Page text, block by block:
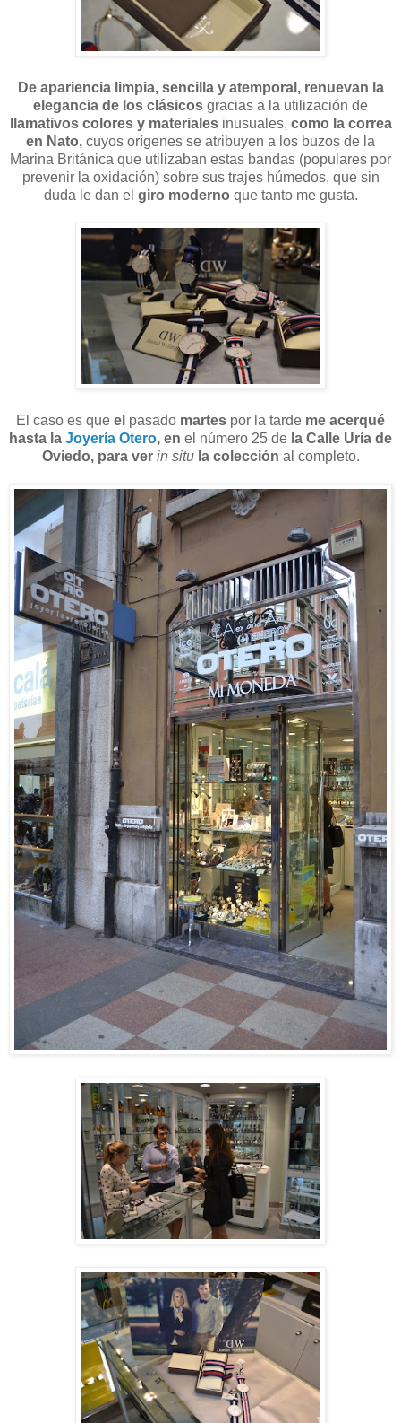
De apariencia limpia, sencilla y atemporal, renuevan la
elegancia de los clásicos gracias a la utilización de
llamativos colores y materialesinusuales, como la correa
en Nato, cuyos orígenes se atribuyen a los buzos de la
Marina Británica que utilizaban estas bandas (populares por
prevenir la oxidación) sobre sus trajes húmedos, que sin
duda le dan el giro moderno que tanto me gusta.
El caso es que el pasado martes por la tarde me acerqué
hasta la Joyería Otero, en el número 25 de la Calle Uría de
Oviedo, para ver in situ la colección al completo.